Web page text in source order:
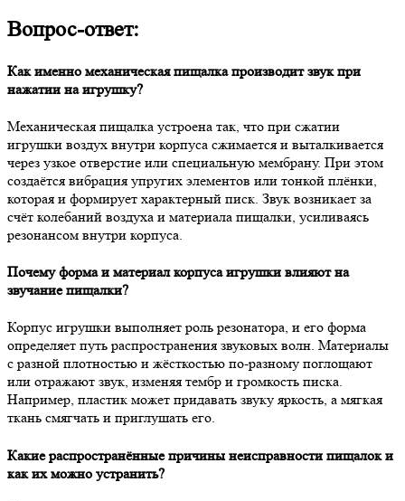
Вопрос-ответ:
Как именно механическая пищалка производит звук при
нажатии на игрушку?
Механическая пищалка устроена так, что при сжатии
игрушки воздух внутри корпуса сжимается и выталкивается
через узкое отверстие или специальную мембрану. При этом
создаётся вибрация упругих элементов или тонкой плёнки,
которая и формирует характерный писк. Звук возникает за
счёт колебаний воздуха и материала пищалки, усиливаясь
резонансом внутри корпуса.
Почему форма и материал корпуса игрушки влияют на
звучание пищалки?
Корпус игрушки выполняет роль резонатора, и его форма
определяет путь распространения звуковых волн. Материалы
с разной плотностью и жёсткостью по-разному поглощают
или отражают звук, изменяя тембр и громкость писка.
Например, пластик может придавать звуку яркость, а мягкая
ткань смягчать и приглушать его.
Какие распространённые причины неисправности пищалок и
как их можно устранить?